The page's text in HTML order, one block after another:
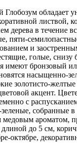
Глобозум обладает
листвой,
дерева в течение
пяти-
и
голые, снизу
имеют бронзовый
насыщенно-
золотисто-
акцент.
с
собранные
медовым ароматом,
до 5 см,
октябре,